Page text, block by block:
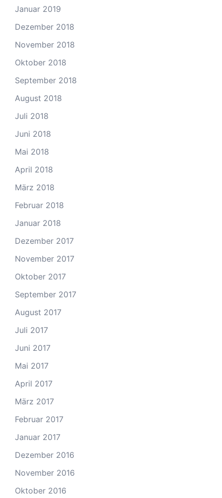
Januar 2019
Dezember 2018
November 2018
Oktober 2018
September 2018
August 2018
Juli 2018
Juni 2018
Mai 2018
April 2018
März 2018
Februar 2018
Januar 2018
Dezember 2017
November 2017
Oktober 2017
September 2017
August 2017
Juli 2017
Juni 2017
Mai 2017
April 2017
März 2017
Februar 2017
Januar 2017
Dezember 2016
November 2016
Oktober 2016